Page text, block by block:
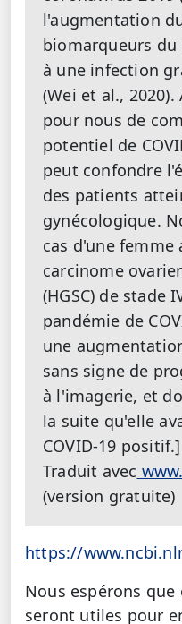
l'augmentation
biomarqueurs du
à une infection
(Wei et al.,
pour nous de
potentiel de
peut confondre
des patients
gynécologique.
cas d'une
carcinome
(HGSC) de stade
pandémie de
une
sans signe de
à l'imagerie, et
la suite qu'elle
COVID-19 positif.]
Traduit avec
(version gratuite)
https://
Nous espérons
seront utiles pour